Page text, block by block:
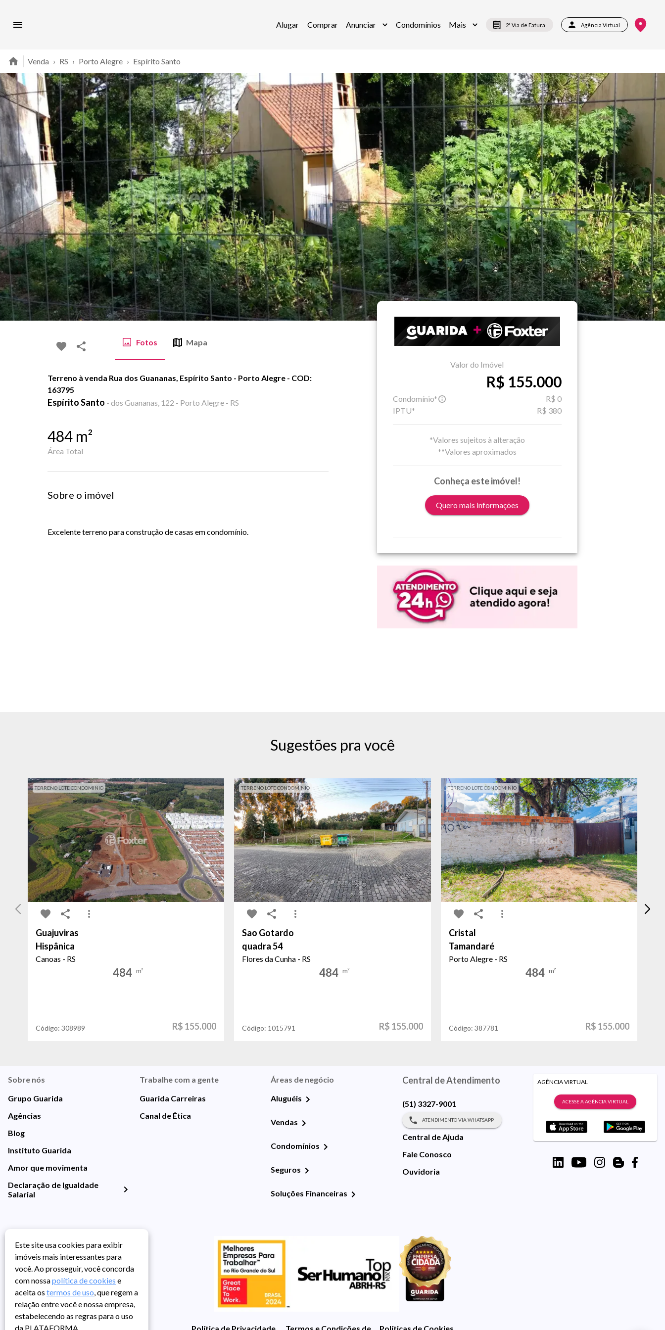
Alugar Comprar Anunciar Condomínios Mais 2ª Via de Fatura Agência Virtual
Venda › RS › Porto Alegre › Espírito Santo
Fotos Mapa
Terreno à venda Rua dos Guananas, Espírito Santo - Porto Alegre - COD:
163795
Espírito Santo - dos Guananas, 122 - Porto Alegre - RS
484 m²
Área Total
Sobre o imóvel
Excelente terreno para construção de casas em condomínio.
Valor do Imóvel
R$ 155.000
Condomínio*
R$ 0
IPTU*
R$ 380
*Valores sujeitos à alteração
**Valores aproximados
Conheça este imóvel!
Quero mais informações
Sugestões pra você
TERRENO LOTE CONDOMINIO
Guajuviras
Hispânica
Canoas - RS
484 m²
Código: 308989 R$ 155.000
TERRENO LOTE CONDOMINIO
Sao Gotardo
quadra 54
Flores da Cunha - RS
484 m²
Código: 1015791 R$ 155.000
TERRENO LOTE CONDOMINIO
Cristal
Tamandaré
Porto Alegre - RS
484 m²
Código: 387781 R$ 155.000
Sobre nós
Grupo Guarida
Agências
Blog
Instituto Guarida
Amor que movimenta
Declaração de Igualdade
Salarial
Trabalhe com a gente
Guarida Carreiras
Canal de Ética
Áreas de negócio
Aluguéis
Vendas
Condomínios
Seguros
Soluções Financeiras
Central de Atendimento
(51) 3327-9001
ATENDIMENTO VIA WHATSAPP
Central de Ajuda
Fale Conosco
Ouvidoria
AGÊNCIA VIRTUAL
ACESSE A AGÊNCIA VIRTUAL
Política de Privacidade Termos e Condições de UsoPolíticas de Cookies
Este site usa cookies para exibir
imóveis mais interessantes para
você. Ao prosseguir, você concorda
com nossapolítica de cookies e
aceita os termos de uso, que regem a
relação entre você e nossa empresa,
estabelecendo as regras para o uso
da PLATAFORMA.